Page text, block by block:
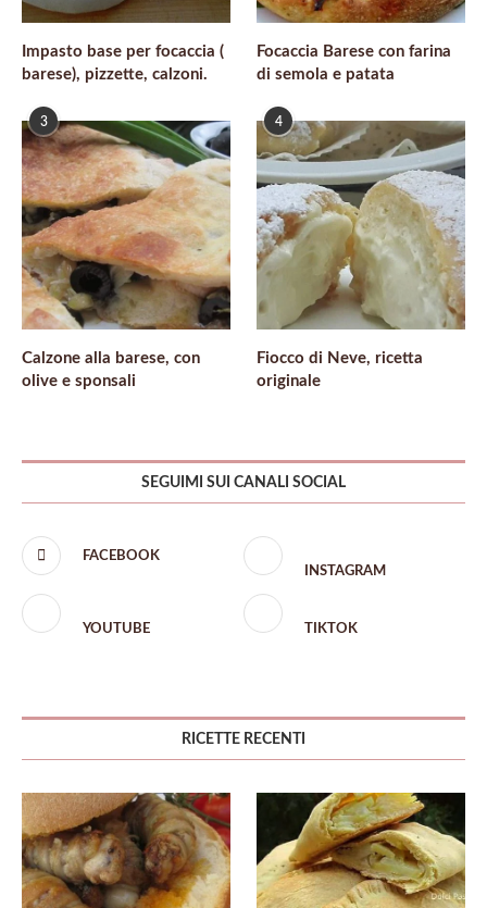
Impasto base per focaccia (
barese), pizzette, calzoni.
Focaccia Barese con farina
di semola e patata
3
Calzone alla barese, con
olive e sponsali
4
Fiocco di Neve, ricetta
originale
SEGUIMI SUI CANALI SOCIAL
FACEBOOK
INSTAGRAM
YOUTUBE TIKTOK
RICETTE RECENTI